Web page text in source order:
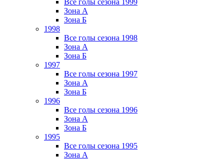
Все голы сезона 1999
Зона А
Зона Б
1998
Все голы сезона 1998
Зона А
Зона Б
1997
Все голы сезона 1997
Зона А
Зона Б
1996
Все голы сезона 1996
Зона А
Зона Б
1995
Все голы сезона 1995
Зона А